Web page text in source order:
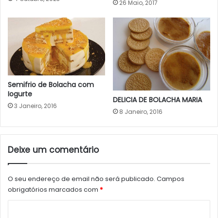
26 Maio, 2017
Semifrio de Bolacha com
Iogurte
3 Janeiro, 2016
DELICIA DE BOLACHA MARIA
8 Janeiro, 2016
Deixe um comentário
O seu endereço de email não será publicado. Campos
obrigatórios marcados com *